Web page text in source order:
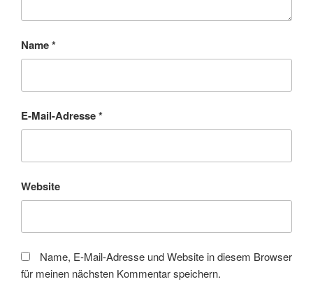
Name*
E-Mail-Adresse*
Website
Name, E-Mail-Adresse und Website in diesem Browser
für meinen nächsten Kommentar speichern.